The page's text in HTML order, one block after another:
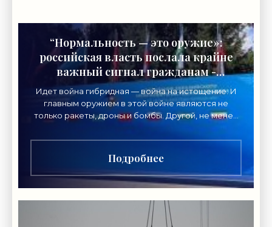
“Нормальность — это оружие»:
российская власть послала крайне
важный сигнал гражданам -
«Недвижимость»
Идет война гибридная — война на истощение. И
главным оружием в этой войне являются не
только ракеты, дроны и бомбы. Другой, не менее
конфликте нацелен
Подробнее